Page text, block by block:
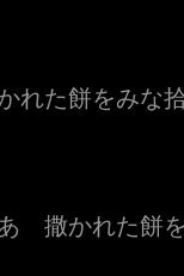
れた餅をみな
撒かれた餅